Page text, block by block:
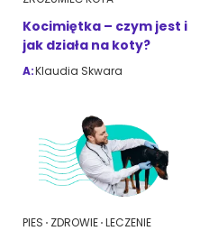
Kocimiętka – czym jest i
jak działa na koty?
A:Klaudia Skwara
PIES ZDROWIE LECZENIE